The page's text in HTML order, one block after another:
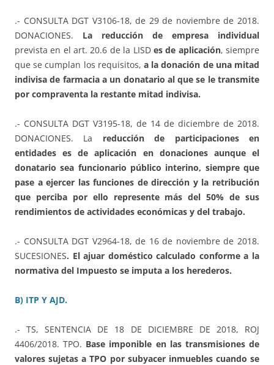
.- CONSULTA DGT V3106-18, de 29 de noviembre de 2018.
DONACIONES. La reducción de empresa individual
prevista en el art. 20.6 de la LISD es de aplicación, siempre
que se cumplan los requisitos, a la donación de una mitad
indivisa de farmacia a un donatario al que se le transmite
por compraventa la restante mitad indivisa.
.- CONSULTA DGT V3195-18, de 14 de diciembre de 2018.
DONACIONES. La reducción de participaciones en
entidades es de aplicación en donaciones aunque el
donatario sea funcionario público interino, siempre que
pase a ejercer las funciones de dirección y la retribución
que perciba por ello represente más del 50% de sus
rendimientos de actividades económicas y del trabajo.
.- CONSULTA DGT V2964-18, de 16 de noviembre de 2018.
SUCESIONES. El ajuar doméstico calculado conforme a la
normativa del Impuesto se imputa a los herederos.
B) ITP Y AJD.
.- TS, SENTENCIA DE 18 DE DICIEMBRE DE 2018, ROJ
4406/2018. TPO. Base imponible en las transmisiones de
valores sujetas a TPO por subyacer inmuebles cuando se